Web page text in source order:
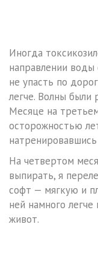
Иногда
направлении воды
не упасть по
легче. Волны
Месяце на
осторожностью
На четвертом
выпирать, я
софт — мягкую и
ней намного
живот.